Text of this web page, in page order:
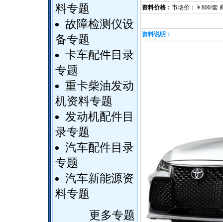
料专题
故障检测仪设
备专题
卡车配件目录
专题
重卡柴油发动
机资料专题
发动机配件目
录专题
汽车配件目录
专题
汽车新能源资
料专题
更多专题
资料价格： 市场价：￥800/套
资料说明：